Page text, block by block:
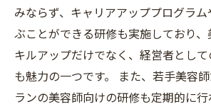
みならず、キャリアアッププログラ
ぶことができる研修も実施しており
キルアップだけでなく、経営者とし
も魅力の一つです。 また、若手美容
ランの美容師向けの研修も定期的に